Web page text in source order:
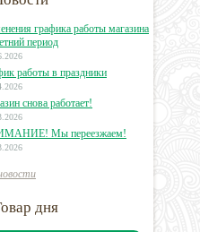
13 руб.
графика работы магазина
период
работы в праздники
снова работает!
Мы переезжаем!
дня